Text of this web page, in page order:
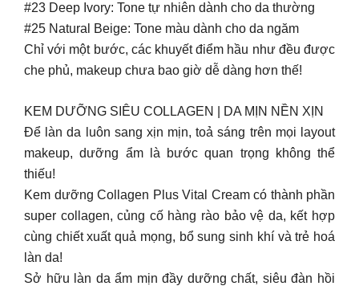
#23 Deep Ivory: Tone tự nhiên dành cho da thường
#25 Natural Beige: Tone màu dành cho da ngăm
Chỉ với một bước, các khuyết điểm hầu như đều được
che phủ, makeup chưa bao giờ dễ dàng hơn thế!
KEM DƯỠNG SIÊU COLLAGEN | DA MỊN NỀN XỊN
Để làn da luôn sang xịn mịn, toả sáng trên mọi layout
makeup, dưỡng ẩm là bước quan trọng không thể
thiếu!
Kem dưỡng Collagen Plus Vital Cream có thành phần
super collagen, củng cố hàng rào bảo vệ da, kết hợp
cùng chiết xuất quả mọng, bổ sung sinh khí và trẻ hoá
làn da!
Sở hữu làn da ẩm mịn đầy dưỡng chất, siêu đàn hồi